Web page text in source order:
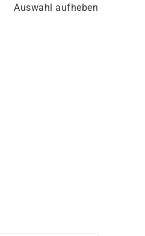
Auswahl aufheben